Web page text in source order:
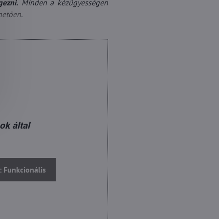
Minden a kézügyességen
.
által
Funkcionális